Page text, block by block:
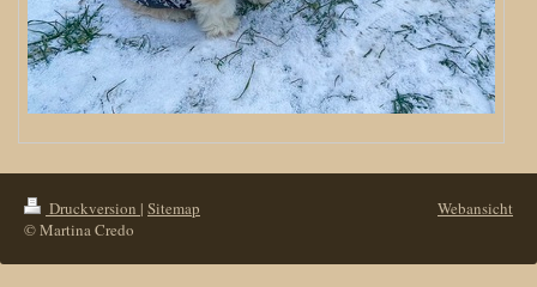
Druckversion | Sitemap
© Martina Credo
Webansicht